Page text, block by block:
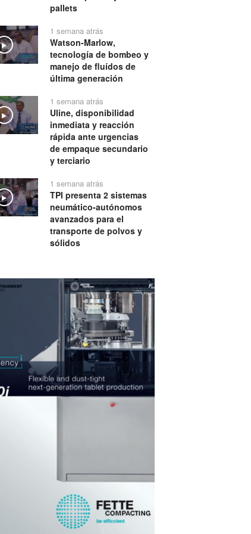
pallets
Play
1 semana atrás
Watson-Marlow,
tecnología de bombeo y
manejo de fluídos de
última generación
Play
1 semana atrás
Uline, disponibilidad
inmediata y reacción
rápida ante urgencias
de empaque secundario
y terciario
Play
1 semana atrás
TPI presenta 2 sistemas
neumático-autónomos
avanzados para el
transporte de polvos y
sólidos